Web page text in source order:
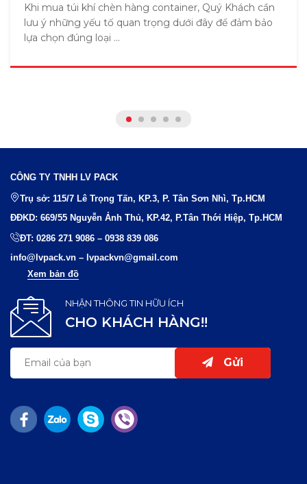
Khi mua túi khí chèn hàng container, Quý Khách cần
lưu ý những yếu tố quan trọng dưới đây để đảm bảo
lựa chọn đúng loại ...
CÔNG TY TNHH LV PACK
Trụ sở: 115/7 Lê Trọng Tấn, KP.3, P. Tân Sơn Nhì, Tp.HCM
ĐĐKD: 669/55 Nguyễn Ảnh Thủ, KP.42, P.Tân Thới Hiệp, Tp.HCM
ĐT: 0286 271 9086 – 0938 839 086
info@lvpack.vn – lvpackvn@gmail.com
Xem bản đồ
NHẬN THÔNG TIN HỮU ÍCH
CHO KHÁCH HÀNG!!
Gửi